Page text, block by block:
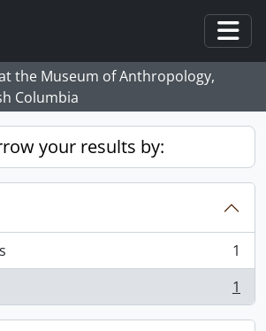
the Museum of Anthropology,
Columbia
your results by:
1
1